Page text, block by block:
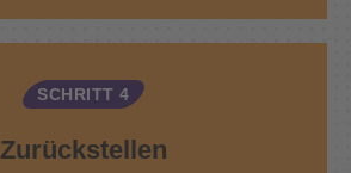
SCHRITT 4
Zurückstellen